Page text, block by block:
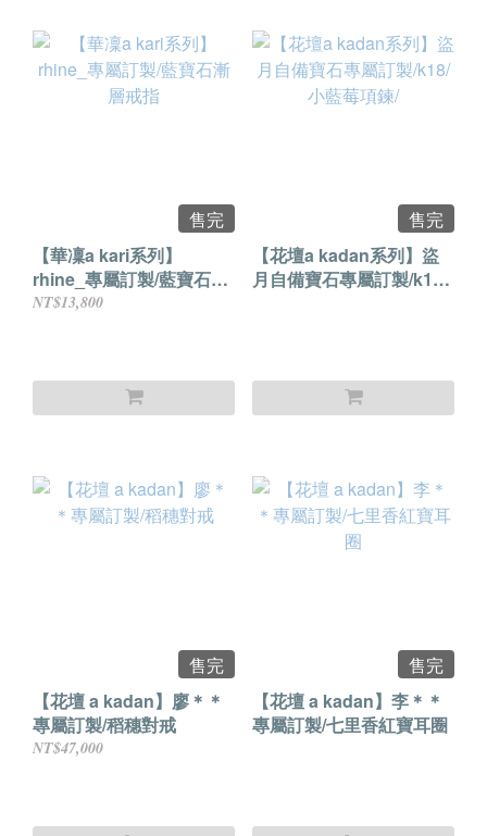
售完
【華凜a kari系列】
rhine_專屬訂製/藍寶石漸
層戒指
NT$13,800
售完
【花壇a kadan系列】盜
月自備寶石專屬訂製/k18/
售完
【花壇 a kadan】廖＊＊
專屬訂製/稻穗對戒
NT$47,000
售完
【花壇 a kadan】李＊＊
專屬訂製/七里香紅寶耳圈